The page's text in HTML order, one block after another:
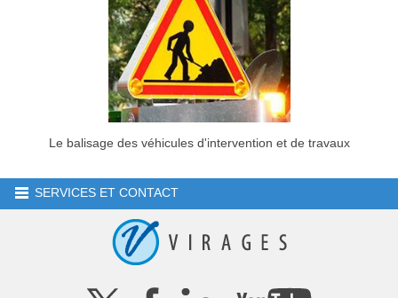
Le balisage des véhicules d'intervention et de travaux
SERVICES ET CONTACT